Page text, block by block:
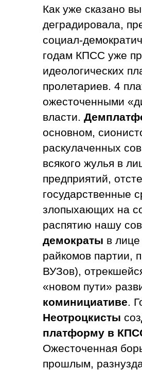
Как уже сказано
деградировала,
социал-
годам КПСС уже
идеологических
пролетариев. 4
ожесточенными
власти.
основном,
раскулаченных
всякого жулья в
предприятий,
государственные
злопыхающих на
распятию нашу
демократы в
райкомов партии,
ВУЗов),
«новом пути»
коминициативе.
Неотроцкисты
платформу в
Ожесточенная
прошлым,